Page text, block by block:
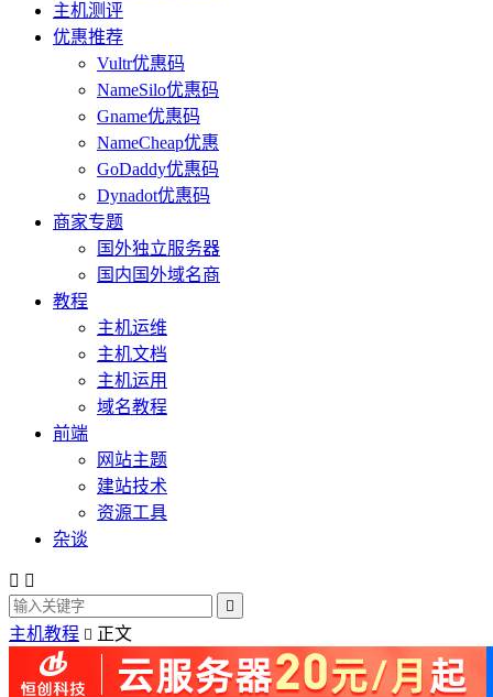
主机测评
优惠推荐
Vultr优惠码
NameSilo优惠码
Gname优惠码
NameCheap优惠
GoDaddy优惠码
Dynadot优惠码
商家专题
国外独立服务器
国内国外域名商
教程
主机运维
主机文档
主机运用
域名教程
前端
网站主题
建站技术
资源工具
杂谈
 

主机教程  正文